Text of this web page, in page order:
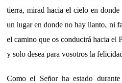
tierra, mirad hacia el cielo en
un lugar en donde no hay llanto, ni
el camino que os conducirá hacia el
y solo desea para vosotros la
Como el Señor ha estado